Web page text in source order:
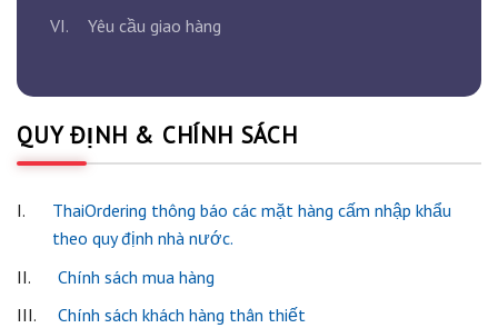
VI.
Yêu cầu giao hàng
QUY ĐỊNH & CHÍNH SÁCH
I.
ThaiOrdering thông báo các mặt hàng cấm nhập khẩu
theo quy định nhà nước.
II.
Chính sách mua hàng
III.
Chính sách khách hàng thân thiết